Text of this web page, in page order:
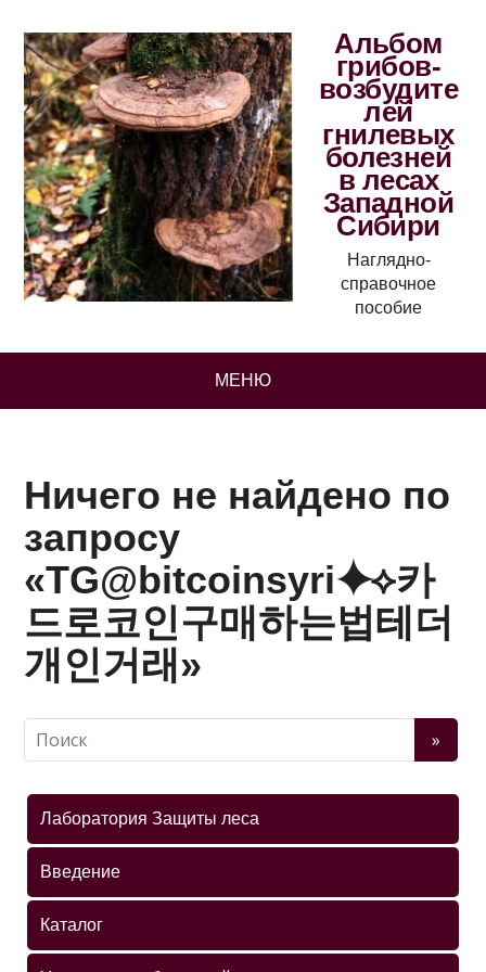
Альбом
грибов-
возбудите
лей
гнилевых
болезней
в лесах
Западной
Сибири
Наглядно-
справочное
пособие
МЕНЮ
Ничего не найдено по
запросу
«TG@bitcoinsyri⯌⟡카
드로코인구매하는법테더
개인거래»
Лаборатория Защиты леса
Введение
Каталог